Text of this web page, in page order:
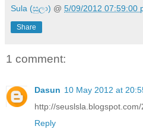
Sula (සුලා) @ 5/09/2012 07:59:00
Share
1 comment:
Dasun 10 May 2012 at
http://
Reply